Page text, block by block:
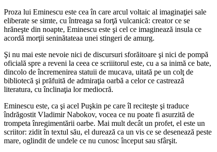
Proza lui Eminescu este cea în care arcul voltaic al imaginaţiei sale
eliberate se simte, cu întreaga sa forţă vulcanică: creator ce se
hrăneşte din noapte, Eminescu este şi cel ce imaginează insula ce
acordă morţii seninătateaa unei stingeri de amurg.
Şi nu mai este nevoie nici de discursuri sforăitoare şi nici de pompă
oficială spre a reveni la ceea ce scriiitorul este, cu a sa inimă ce bate,
dincolo de încremenirea statuii de mucava, uitată pe un colţ de
bibliotecă şi prăfuită de admiraţia oarbă a celor ce castrează
literatura, cu înclinaţia lor mediocră.
Eminescu este, ca şi acel Puşkin pe care îl reciteşte şi traduce
îndrăgostit Vladimir Nabokov, vocea ce nu poate fi asurzită de
trompeta înregimentării oarbe. Mai mult decât un profet, el este un
scriitor: zidit în textul său, el durează ca un vis ce se desenează peste
mare, oglindit de undele ce nu cunosc început sau sfârşit.